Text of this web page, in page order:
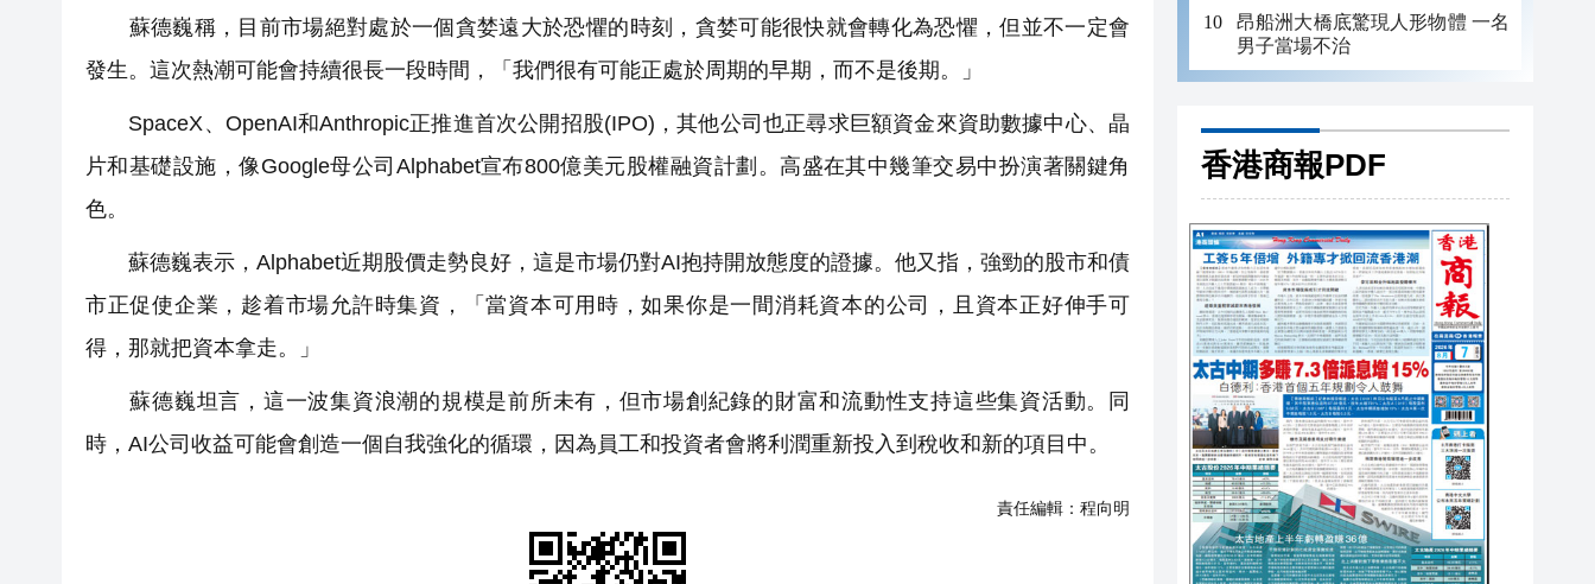
蘇德巍稱，目前市場絕對處於一個貪婪遠大於恐懼的時刻，貪婪可能很快就會轉化為恐懼，但並不一定會
發生。這次熱潮可能會持續很長一段時間，「我們很有可能正處於周期的早期，而不是後期。」
SpaceX、OpenAI和Anthropic正推進首次公開招股(IPO)，其他公司也正尋求巨額資金來資助數據中心、晶
片和基礎設施，像Google母公司Alphabet宣布800億美元股權融資計劃。高盛在其中幾筆交易中扮演著關鍵角
色。
蘇德巍表示，Alphabet近期股價走勢良好，這是市場仍對AI抱持開放態度的證據。他又指，強勁的股市和債
市正促使企業，趁着市場允許時集資，「當資本可用時，如果你是一間消耗資本的公司，且資本正好伸手可
得，那就把資本拿走。」
蘇德巍坦言，這一波集資浪潮的規模是前所未有，但市場創紀錄的財富和流動性支持這些集資活動。同
時，AI公司收益可能會創造一個自我強化的循環，因為員工和投資者會將利潤重新投入到稅收和新的項目中。
責任編輯： 程向明
昂船洲大橋底驚現人形物體 一名
男子當場不治
香港商報PDF